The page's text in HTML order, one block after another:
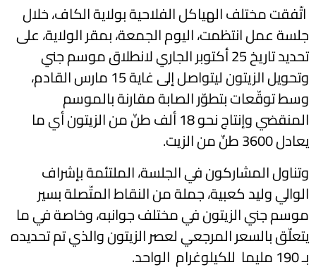
اتّفقت مختلف الهياكل الفلاحية بولاية الكاف، خلال
جلسة عمل انتظمت، اليوم الجمعة، بمقر الولاية، على
تحديد تاريخ 25 أكتوبر الجاري لانطلاق موسم جني
وتحويل الزيتون ليتواصل إلى غاية 15 مارس القادم،
وسط توقّعات بتطوّر الصابة مقارنة بالموسم
المنقضي وإنتاج نحو 18 ألف طنّ من الزيتون أي ما
يعادل 3600 طنّ من الزيت.
وتناول المشاركون في الجلسة، الملتئمة بإشراف
الوالي وليد كعبية، جملة من النقاط المتّصلة بسير
موسم جني الزيتون في مختلف جوانبه، وخاصة في ما
يتعلّق بالسعر المرجعي لعصر الزيتون والذي تم تحديده
بـ 190 مليما للكيلوغرام الواحد.